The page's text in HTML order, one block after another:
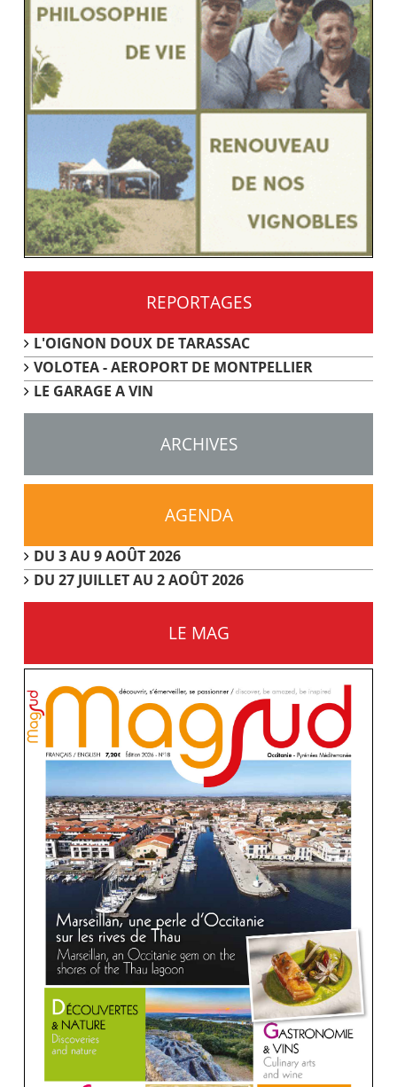
REPORTAGES
L'OIGNON DOUX DE TARASSAC
VOLOTEA - AEROPORT DE MONTPELLIER
LE GARAGE A VIN
ARCHIVES
AGENDA
DU 3 AU 9 AOÛT 2026
DU 27 JUILLET AU 2 AOÛT 2026
LE MAG